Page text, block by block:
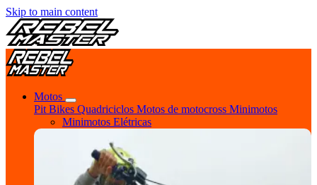
Skip to main content
Motos
Pit Bikes Quadriciclos Motos de motocross Minimotos
Minimotos Elétricas